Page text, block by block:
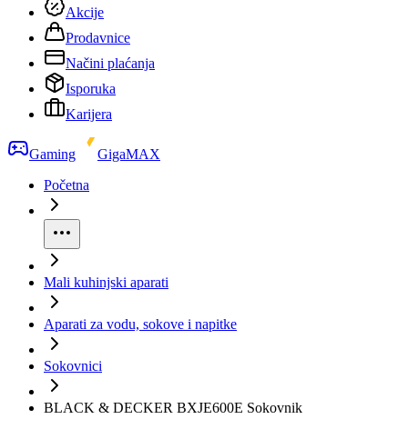
Akcije
Prodavnice
Načini plaćanja
Isporuka
Karijera
Gaming
GigaMAX
Početna
Mali kuhinjski aparati
Aparati za vodu, sokove i napitke
Sokovnici
BLACK & DECKER BXJE600E Sokovnik